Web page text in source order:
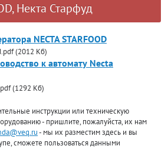
Некта Старфуд
NECTA STARFOOD
(2012 Кб)
к автомату Necta
(1292 Кб)
инструкции или техническую
- пришлите, пожалуйста, их нам
- мы их разместим здесь и вы
сможете пользоваться данными